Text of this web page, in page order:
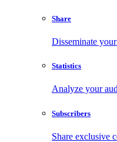
Share
Disseminate
Statistics
Analyze your
Subscribers
Share exclusive